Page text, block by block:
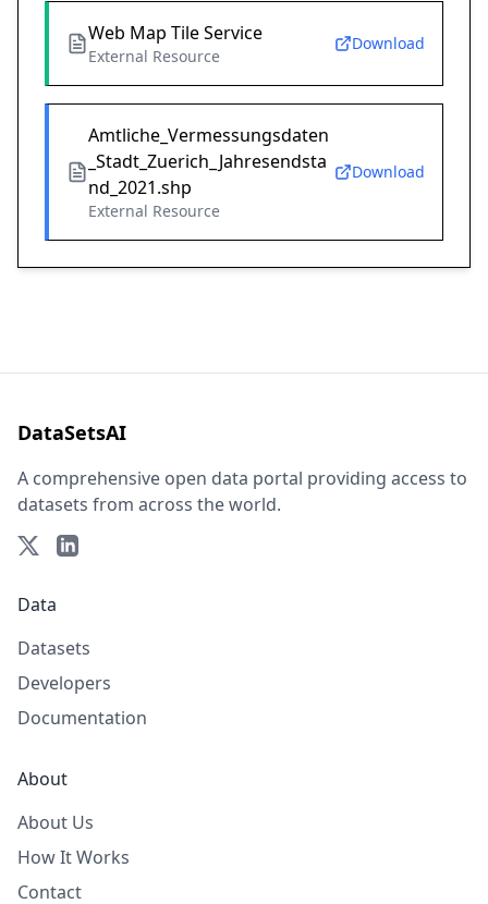
Web Map Tile Service
External Resource
Download
Amtliche_Vermessungsdaten
_Stadt_Zuerich_Jahresendsta
nd_2021.shp
External Resource
Download
DataSetsAI
A comprehensive open data portal providing access to
datasets from across the world.
Data
Datasets
Developers
Documentation
About
About Us
How It Works
Contact